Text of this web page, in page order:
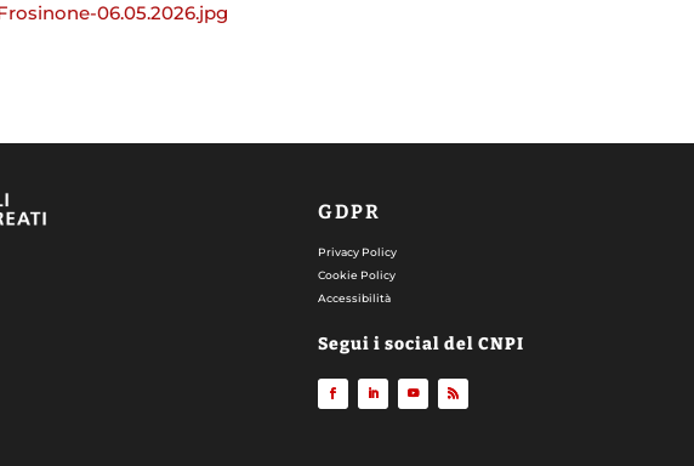
06.05.2026.jpg
GDPR
Privacy Policy
Cookie Policy
Accessibilità
Segui i social del CNPI